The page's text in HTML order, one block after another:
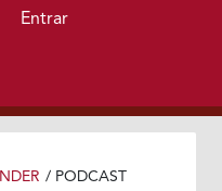
Entrar
/ PODCAST